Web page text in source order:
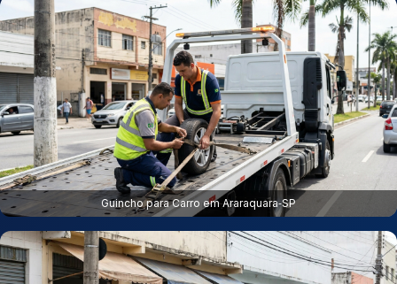
Guincho para Carro em Araraquara‑SP